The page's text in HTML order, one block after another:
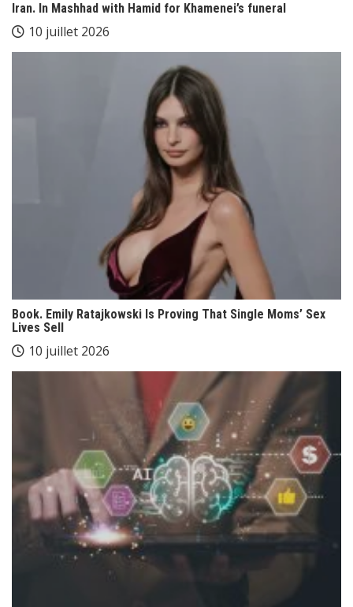
Iran. In Mashhad with Hamid for Khamenei’s funeral
10 juillet 2026
Book. Emily Ratajkowski Is Proving That Single Moms’ Sex
Lives Sell
10 juillet 2026